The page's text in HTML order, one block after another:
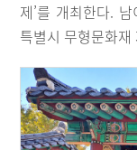
제’를 개최한다.
특별시 무형문화